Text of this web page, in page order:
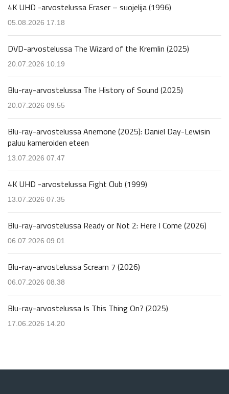
4K UHD -arvostelussa Eraser – suojelija (1996)
05.08.2026 17.18
DVD-arvostelussa The Wizard of the Kremlin (2025)
20.07.2026 10.19
Blu-ray-arvostelussa The History of Sound (2025)
20.07.2026 09.55
Blu-ray-arvostelussa Anemone (2025): Daniel Day-Lewisin
paluu kameroiden eteen
13.07.2026 07.47
4K UHD -arvostelussa Fight Club (1999)
13.07.2026 07.35
Blu-ray-arvostelussa Ready or Not 2: Here I Come (2026)
06.07.2026 09.01
Blu-ray-arvostelussa Scream 7 (2026)
06.07.2026 08.38
Blu-ray-arvostelussa Is This Thing On? (2025)
17.06.2026 14.20